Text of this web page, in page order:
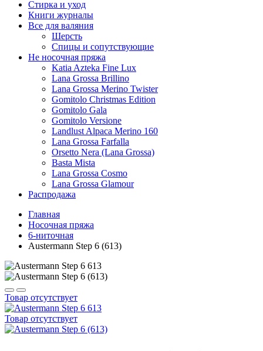
Стирка и уход
Книги журналы
Все для валяния
Шерсть
Спицы и сопутствующие
Не носочная пряжа
Katia Azteka Fine Lux
Lana Grossa Brillino
Lana Grossa Merino Twister
Gomitolo Christmas Edition
Gomitolo Gala
Gomitolo Versione
Landlust Alpaca Merino 160
Lana Grossa Farfalla
Orsetto Nera (Lana Grossa)
Basta Mista
Lana Grossa Cosmo
Lana Grossa Glamour
Распродажа
Главная
Носочная пряжа
6-ниточная
Austermann Step 6 (613)
Товар отсутствует
Товар отсутствует